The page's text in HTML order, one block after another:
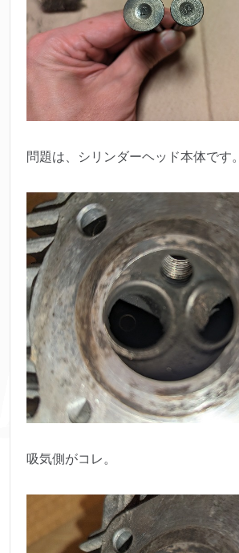
問題は、シリンダーヘッド本体です。
吸気側がコレ。